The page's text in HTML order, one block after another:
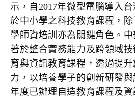
示，自2017年微型電腦導入
於中小學之科技教育課程，
學師資培訓亦為關鍵角色。
著於整合實務能力及跨領域
育與資訊教育課程，透過提
力，以培養學子的創新研發
年度已辦理自造教育課程及資